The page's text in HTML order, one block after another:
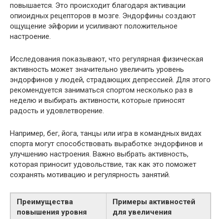
повышается. Это происходит благодаря активации
опиоидных рецепторов в мозге. Эндорфины создают
ощущение эйфории и усиливают положительное
настроение.
Исследования показывают, что регулярная физическая
активность может значительно увеличить уровень
эндорфинов у людей, страдающих депрессией. Для этого
рекомендуется заниматься спортом несколько раз в
неделю и выбирать активности, которые приносят
радость и удовлетворение.
Например, бег, йога, танцы или игра в командных видах
спорта могут способствовать выработке эндорфинов и
улучшению настроения. Важно выбрать активность,
которая приносит удовольствие, так как это поможет
сохранять мотивацию и регулярность занятий.
Преимущества
повышения уровня
Примеры активностей
для увеличения